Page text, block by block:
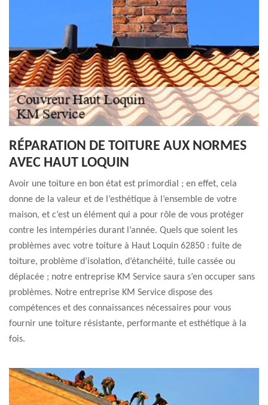
RÉPARATION DE TOITURE AUX NORMES
AVEC HAUT LOQUIN
Avoir une toiture en bon état est primordial ; en effet, cela
donne de la valeur et de l’esthétique à l’ensemble de votre
maison, et c’est un élément qui a pour rôle de vous protéger
contre les intempéries durant l’année. Quels que soient les
problèmes avec votre toiture à Haut Loquin 62850 : fuite de
toiture, problème d’isolation, d’étanchéité, tuile cassée ou
déplacée ; notre entreprise KM Service saura s’en occuper sans
problèmes. Notre entreprise KM Service dispose des
compétences et des connaissances nécessaires pour vous
fournir une toiture résistante, performante et esthétique à la
fois.